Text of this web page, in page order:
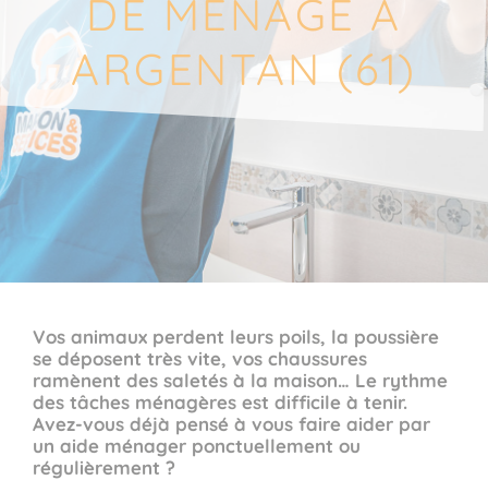
DE MÉNAGE À
ARGENTAN (61)
Vos animaux perdent leurs poils, la poussière
se déposent très vite, vos chaussures
ramènent des saletés à la maison… Le rythme
des tâches ménagères est difficile à tenir.
Avez-vous déjà pensé à vous faire aider par
un aide ménager ponctuellement ou
régulièrement ?